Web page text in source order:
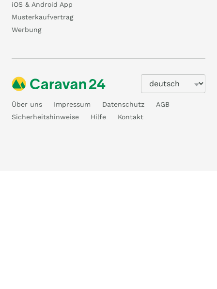
iOS & Android App
Musterkaufvertrag
Werbung
Über uns Impressum Datenschutz
AGB
Sicherheitshinweise
Hilfe Kontakt